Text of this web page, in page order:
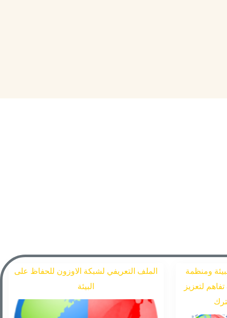
الملف التعريفي لشبكة الاوزون للحفاظ على
البيئة
ومنظمة
لتعزيز